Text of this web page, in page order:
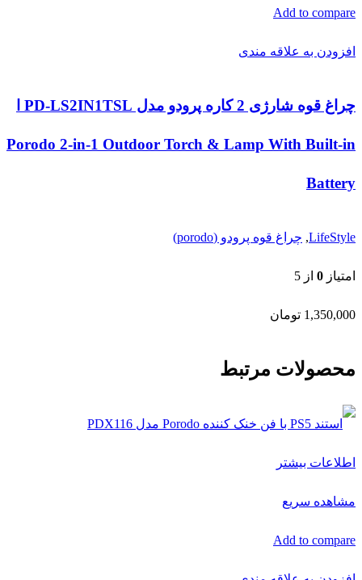
Add to compare
افزودن به علاقه مندی
Porodo 2-in-1 Outdoor Torch & Lamp With Built-in
Battery
LifeStyle
, چراغ قوه پرودو (porodo)
امتیاز 0 از 5
1,350,000 تومان
محصولات مرتبط
اطلاعات بیشتر
مشاهده سریع
Add to compare